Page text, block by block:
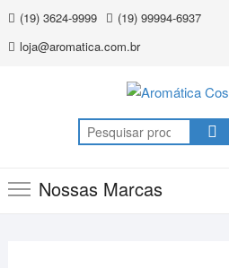
Skip
content
(19) 3624-9999
(19) 99994-6937
loja@aromatica.com.br
por:
Nossas Marcas